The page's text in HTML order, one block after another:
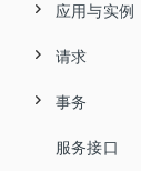
监控
禁用
配置
升级
平台和能
支持列表
兼容性说
防火墙配
部署
配置
禁用
常见问题
简介
支持列表
自动安装
手动安装
.NET
简介
支持列表
部署
.NET Core
简介
支持列表
C/C++
简介
Node.js
业务系统
业务系统
新建业务
新建服务
应用与实例
应用列表
应用概览
应用详情
请求
请求列表
请求概览
事务
事务列表
服务接口